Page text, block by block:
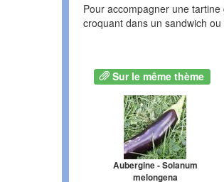
Pour accompagner une
croquant dans un sandwich
Sur le même thème
Aubergine - Solanum
melongena